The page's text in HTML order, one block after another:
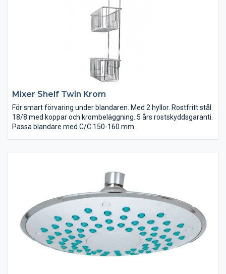
Mixer Shelf Twin Krom
För smart förvaring under blandaren. Med 2 hyllor. Rostfritt stål
18/8 med koppar och krombeläggning. 5 års rostskyddsgaranti.
Passa blandare med C/C 150-160 mm.